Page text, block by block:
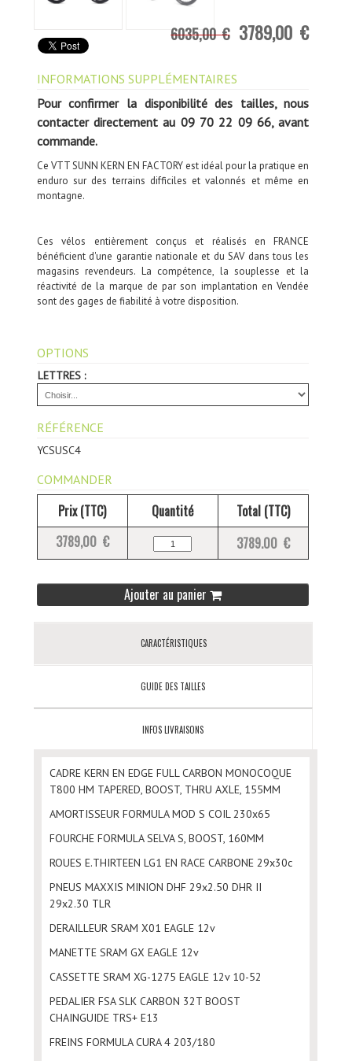
6035,00 € 3789,00 €
INFORMATIONS SUPPLÉMENTAIRES
Pour confirmer la disponibilité des tailles, nous
contacter directement au 09 70 22 09 66, avant
commande.
Ce VTT SUNN KERN EN FACTORY est idéal pour la pratique en
enduro sur des terrains difficiles et valonnés et même en
montagne.
Ces vélos entièrement conçus et réalisés en FRANCE
bénéficient d'une garantie nationale et du SAV dans tous les
magasins revendeurs. La compétence, la souplesse et la
réactivité de la marque de par son implantation en Vendée
sont des gages de fiabilité à votre disposition.
OPTIONS
LETTRES :
RÉFÉRENCE
YCSUSC4
COMMANDER
Prix (TTC) Quantité
Total (TTC)
3789,00 €
3789.00 €
Ajouter au panier
CARACTÉRISTIQUES
GUIDE DES TAILLES
INFOS LIVRAISONS
CADRE KERN EN EDGE FULL CARBON MONOCOQUE
T800 HM TAPERED, BOOST, THRU AXLE, 155MM
AMORTISSEUR FORMULA MOD S COIL 230x65
FOURCHE FORMULA SELVA S, BOOST, 160MM
ROUES E.THIRTEEN LG1 EN RACE CARBONE 29x30c
PNEUS MAXXIS MINION DHF 29x2.50 DHR II
29x2.30 TLR
DERAILLEUR SRAM X01 EAGLE 12v
MANETTE SRAM GX EAGLE 12v
CASSETTE SRAM XG-1275 EAGLE 12v 10-52
PEDALIER FSA SLK CARBON 32T BOOST
CHAINGUIDE TRS+ E13
FREINS FORMULA CURA 4 203/180